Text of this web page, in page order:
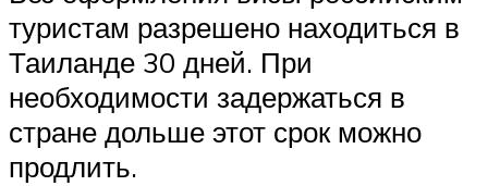
туристам разрешено находиться в
Таиланде 30 дней. При
необходимости задержаться в
стране дольше этот срок можно
продлить.